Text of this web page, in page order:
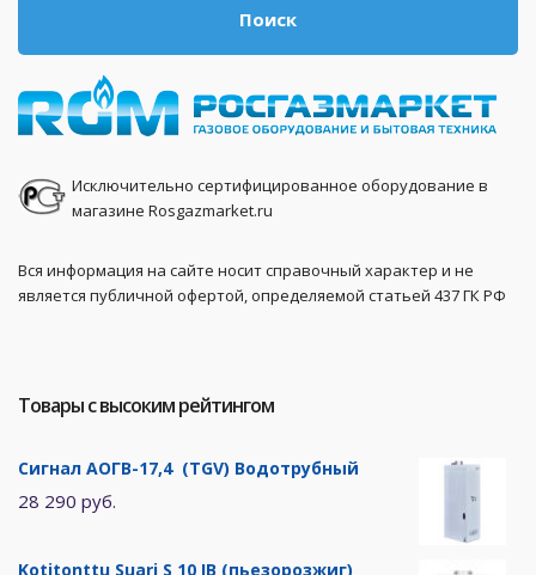
Поиск
Исключительно сертифицированное оборудование в
магазине Rosgazmarket.ru
Вся информация на сайте носит справочный характер и не
является публичной офертой, определяемой статьей 437 ГК РФ
Товары с высоким рейтингом
Сигнал АОГВ-17,4 (TGV) Водотрубный
28 290 руб.
Kotitonttu Suari S 10 IB (пьезорозжиг)